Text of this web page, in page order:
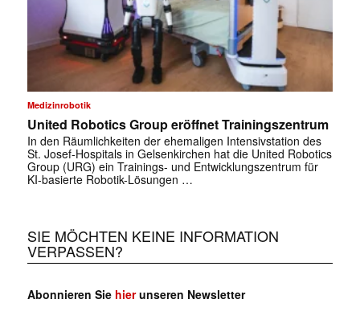
Medizinrobotik
United Robotics Group eröffnet Trainingszentrum
In den Räumlichkeiten der ehemaligen Intensivstation des
St. Josef-Hospitals in Gelsenkirchen hat die United Robotics
Group (URG) ein Trainings- und Entwicklungszentrum für
KI-basierte Robotik-Lösungen …
SIE MÖCHTEN KEINE INFORMATION
VERPASSEN?
Abonnieren Sie hierunseren Newsletter